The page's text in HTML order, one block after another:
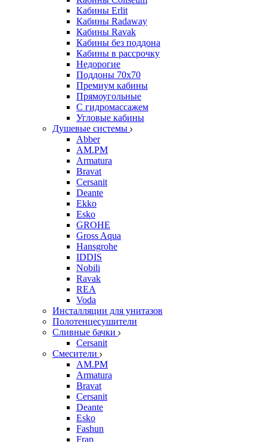
Кабины Erlit
Кабины Radaway
Кабины Ravak
Кабины без поддона
Кабины в рассрочку
Недорогие
Поддоны 70x70
Премиум кабины
Прямоугольные
С гидромассажем
Угловые кабины
Душевые системы
Abber
AM.PM
Armatura
Bravat
Cersanit
Deante
Ekko
Esko
GROHE
Gross Aqua
Hansgrohe
IDDIS
Nobili
Ravak
REA
Voda
Инсталляции для унитазов
Полотенцесушители
Сливные бачки
Cersanit
Смесители
AM.PM
Armatura
Bravat
Cersanit
Deante
Esko
Fashun
Frap